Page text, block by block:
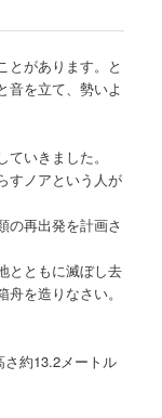
とがあります。と
音を立て、勢いよ
いきました。
すノアという人が
の再出発を計画さ
とともに滅ぼし去
を造りなさい。
約13.2メートル